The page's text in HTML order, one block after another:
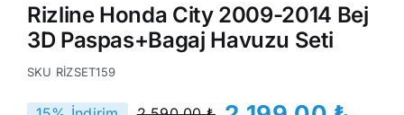
Rizline Honda City 2009-2014 Bej
3D Paspas+Bagaj Havuzu Seti
SKU RİZSET159